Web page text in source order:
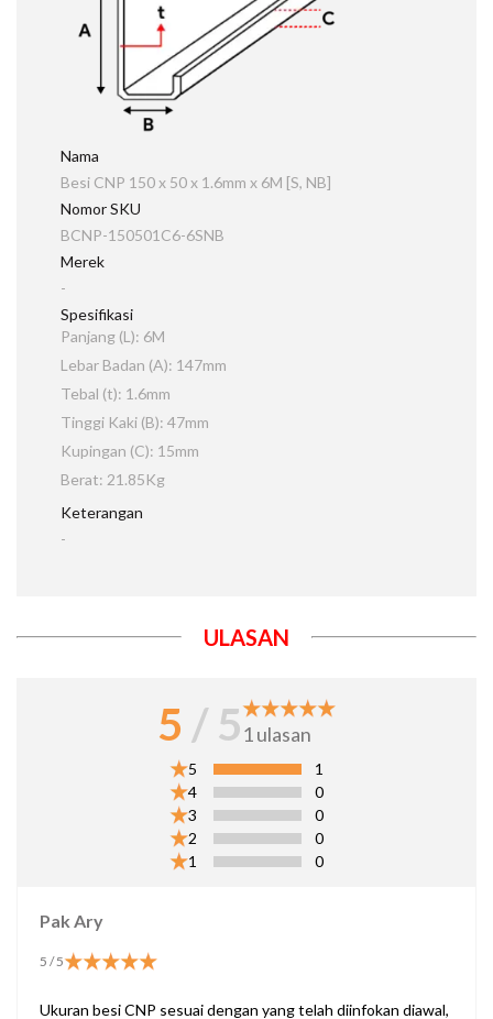
Nama
Besi CNP 150 x 50 x 1.6mm x 6M [S, NB]
Nomor SKU
BCNP-150501C6-6SNB
Merek
-
Spesifikasi
Panjang (L): 6M
Lebar Badan (A): 147mm
Tebal (t): 1.6mm
Tinggi Kaki (B): 47mm
Kupingan (C): 15mm
Berat: 21.85Kg
Keterangan
-
ULASAN
5 / 51ulasan
5
1
4
0
3
0
2
0
1
0
Pak Ary
5 / 5
Ukuran besi CNP sesuai dengan yang telah diinfokan diawal,